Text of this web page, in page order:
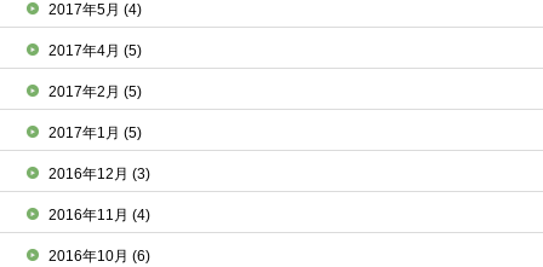
2017年5月(4)
2017年4月(5)
2017年2月(5)
2017年1月(5)
2016年12月(3)
2016年11月(4)
2016年10月(6)